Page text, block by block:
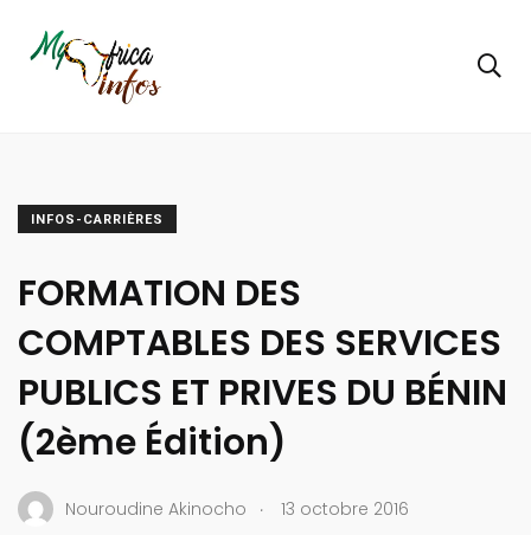
INFOS-CARRIÈRES
FORMATION DES
COMPTABLES DES SERVICES
PUBLICS ET PRIVES DU BÉNIN
(2ème Édition)
Nouroudine Akinocho .
13 octobre 2016